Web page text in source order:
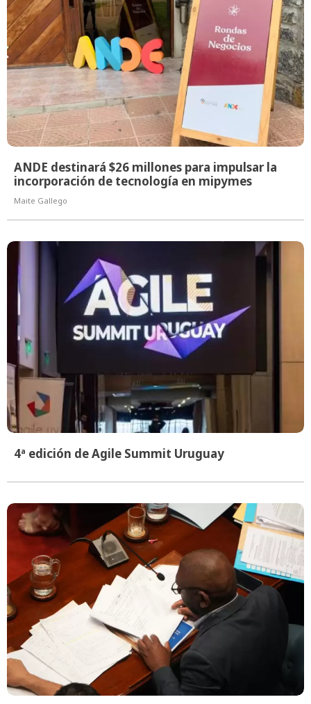
ANDE destinará $26 millones para impulsar la
incorporación de tecnología en mipymes
Maite Gallego
4ª edición de Agile Summit Uruguay